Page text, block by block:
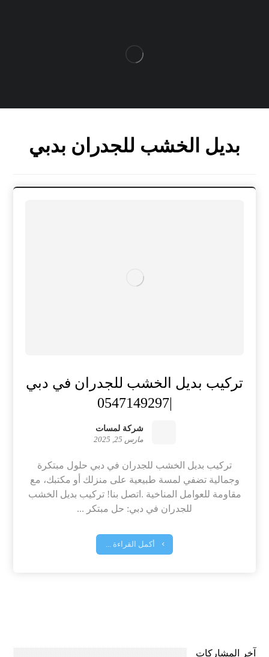
بديل الخشب للجدران بدبي
تركيب بديل الخشب للجدران في دبي
|0547149297
شركة لمسات
مارس 25, 2025
تركيب بديل الخشب للجدران في دبي حلول مبتكرة
وجمالية تضفي لمسة طبيعية على منزلك أو مكتبك، مع
مقاومة للعوامل المناخية .اتصل بنا! تركيب بديل الخشب
للجدران في دبي: حل مبتكر ...
أكمل القراءة ...
آخر المشاركات